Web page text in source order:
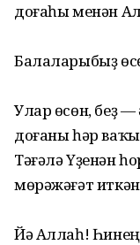
доғаһы менән
Балаларыбыҙ
Улар өсөн, беҙ —
доғаны һәр
Тәғәлә Үҙенән
мөрәжәғәт
Йә Аллаһ!